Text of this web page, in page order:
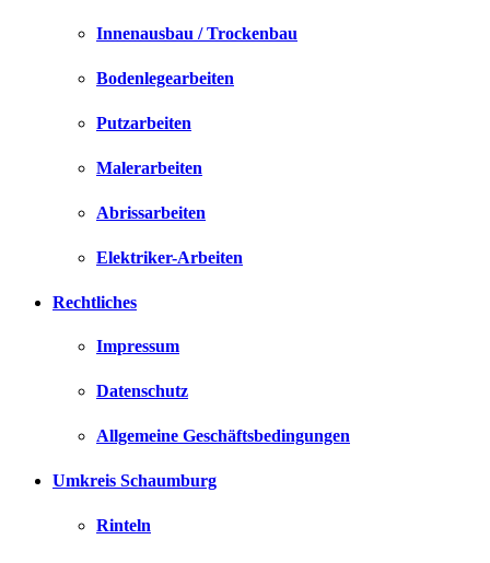
Innenausbau / Trockenbau
Bodenlegearbeiten
Putzarbeiten
Malerarbeiten
Abrissarbeiten
Elektriker-Arbeiten
Rechtliches
Impressum
Datenschutz
Allgemeine Geschäftsbedingungen
Umkreis Schaumburg
Rinteln